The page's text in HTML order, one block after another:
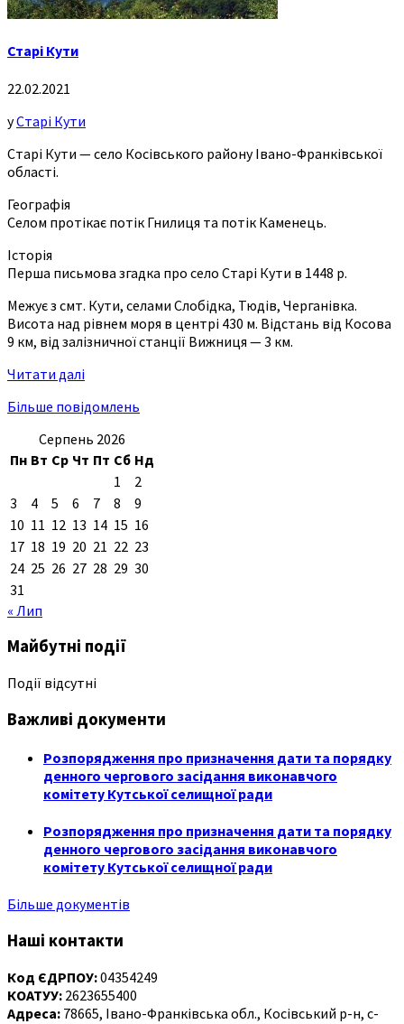
Старі Кути
22.02.2021
уСтарі Кути
Старі Кути — село Косівського району Івано-Франківської
області.
Географія
Селом протікає потік Гнилиця та потік Каменець.
Історія
Перша письмова згадка про село Старі Кути в 1448 р.
Межує з смт. Кути, селами Слобідка, Тюдів, Черганівка.
Висота над рівнем моря в центрі 430 м. Відстань від Косова
9 км, від залізничної станції Вижниця — 3 км.
Читати далі
Більше повідомлень
Серпень 2026
Пн Вт Ср Чт Пт Сб Нд
1
2
3
4 5 6 7 8
9
10 11 12 13 14 15 16
17 18 19 20 21 22 23
24 25 26 27 28 29 30
31
« Лип
Майбутні події
Події відсутні
Важливі документи
Розпорядження про призначення дати та порядку
денного чергового засідання виконавчого
комітету Кутської селищної ради
Розпорядження про призначення дати та порядку
денного чергового засідання виконавчого
комітету Кутської селищної ради
Більше документів
Наші контакти
Код ЄДРПОУ:04354249
КОАТУУ: 2623655400
Адреса: 78665, Івано-Франківська обл., Косівський р-н, с-